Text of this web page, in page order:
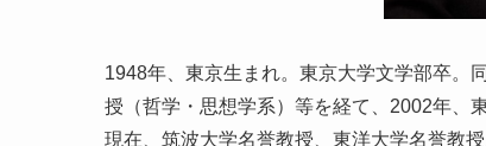
1948年、東京生まれ。東京大学文学部卒。
授（哲学・思想学系）等を経て、2002年、
現在、筑波大学名誉教授、東洋大学名誉教